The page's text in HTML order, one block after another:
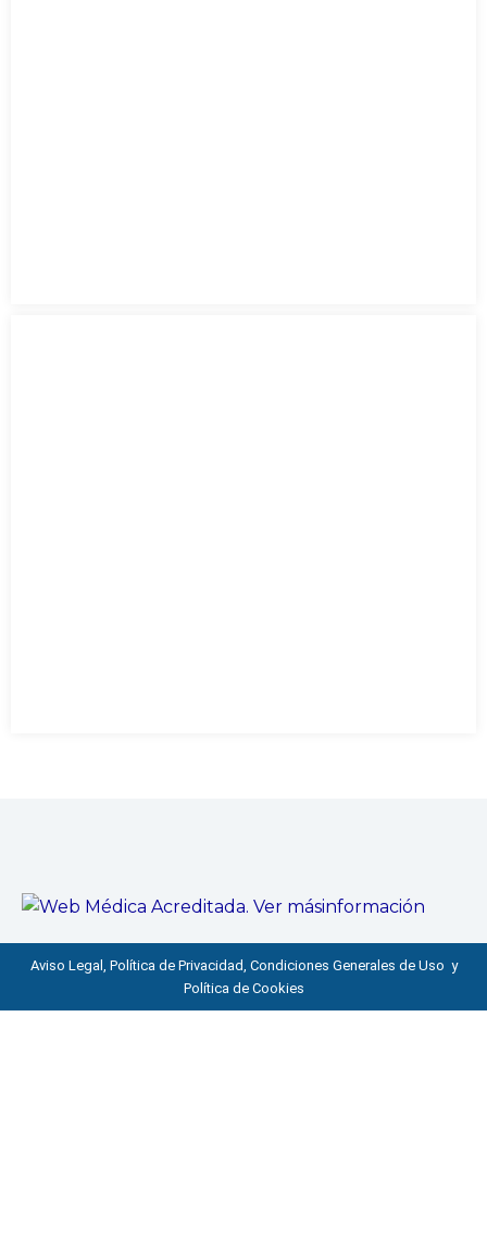
Aviso Legal, Política de Privacidad, Condiciones Generales de Uso y
Política de Cookies